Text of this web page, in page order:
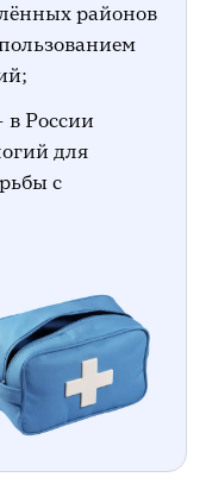
районов
в России
для
с